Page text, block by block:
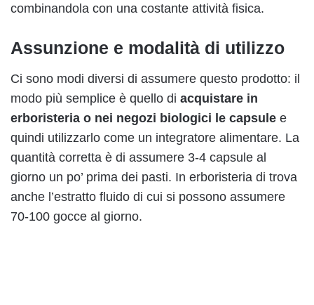
combinandola con una costante attività fisica.
Assunzione e modalità di utilizzo
Ci sono modi diversi di assumere questo prodotto: il
modo più semplice è quello di acquistare in
erboristeria o nei negozi biologici le capsule e
quindi utilizzarlo come un integratore alimentare. La
quantità corretta è di assumere 3-4 capsule al
giorno un po’ prima dei pasti. In erboristeria di trova
anche l’estratto fluido di cui si possono assumere
70-100 gocce al giorno.